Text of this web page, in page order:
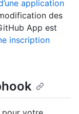
application
des
App est
inscription